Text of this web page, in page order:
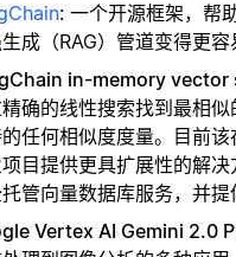
: 一个开源框架，帮
成（RAG）管道变得更容
in-memory vector
确的线性搜索找到最相
任何相似度度量。目前
目提供更具扩展性的解决
管向量数据库服务，并
Vertex AI Gemini 2.0